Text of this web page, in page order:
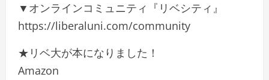
▼オンラインコミュニティ『リベシティ』
https://liberaluni.com/community
★リベ大が本になりました！
Amazon